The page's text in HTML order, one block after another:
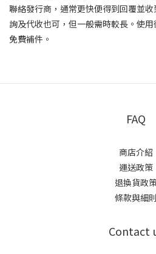
聯絡發行商，通常更快便得到回覆並
詢及代收也可，但一般需時較長。使
免費補件。
FAQ
商店介紹
運送政策
退換貨政
條款與細則
Contact